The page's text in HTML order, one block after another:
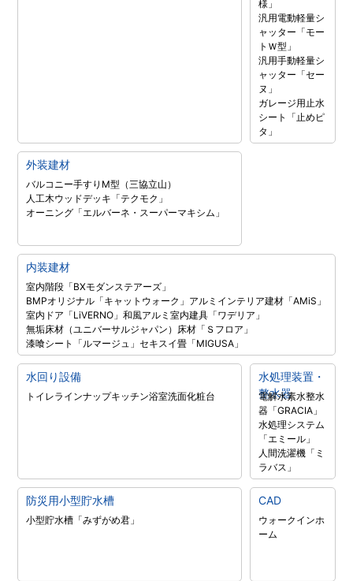
様」
汎用電動軽量シ
ャッター「モー
トＷ型」
汎用手動軽量シ
ャッター「セー
ヌ」
ガレージ用止水
シート「止めピ
タ」
外装建材
バルコニー手すりM型（三協立山）
人工木ウッドデッキ「テクモク」
オーニング「エルバーネ・スーパーマキシム」
内装建材
室内階段「BXモダンステアーズ」
BMPオリジナル「キャットウォーク」 アルミインテリア建材「AMiS」
室内ドア「LiVERNO」和風アルミ室内建具「ワデリア」
無垢床材（ユニバーサルジャパン） 床材「Ｓフロア」
漆喰シート「ルマージュ」セキスイ畳「MIGUSA」
水回り設備
トイレラインナップキッチン浴室洗面化粧台
水処理装置・
整水器
電解水素水整水
器「GRACIA」
水処理システム
「エミール」
人間洗濯機「ミ
ラバス」
防災用小型貯水槽
小型貯水槽「みずがめ君」
CAD
ウォークインホ
ーム